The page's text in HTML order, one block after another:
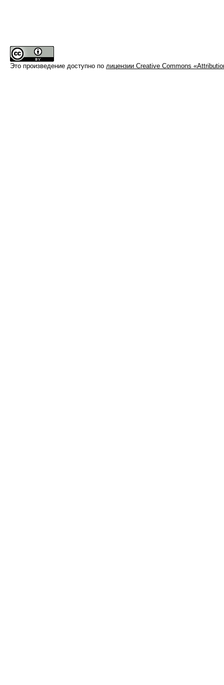
Это произведение доступно по лицензии Creative Commons